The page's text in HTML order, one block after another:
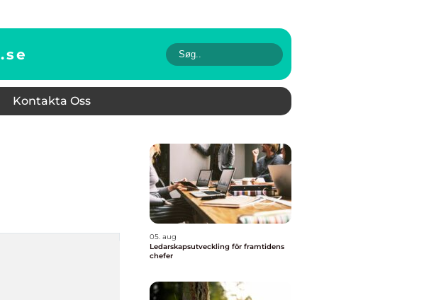
se
Kontakta Oss
05. aug
Ledarskapsutveckling för framtidens
chefer